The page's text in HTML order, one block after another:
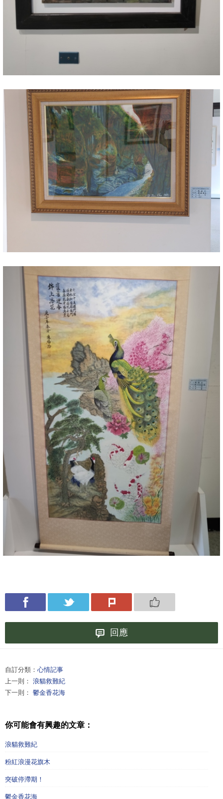
回應
自訂分類： 心情記事
上一則： 浪貓救難紀
下一則： 鬱金香花海
你可能會有興趣的文章：
浪貓救難紀
粉紅浪漫花旗木
突破停滯期！
鬱金香花海